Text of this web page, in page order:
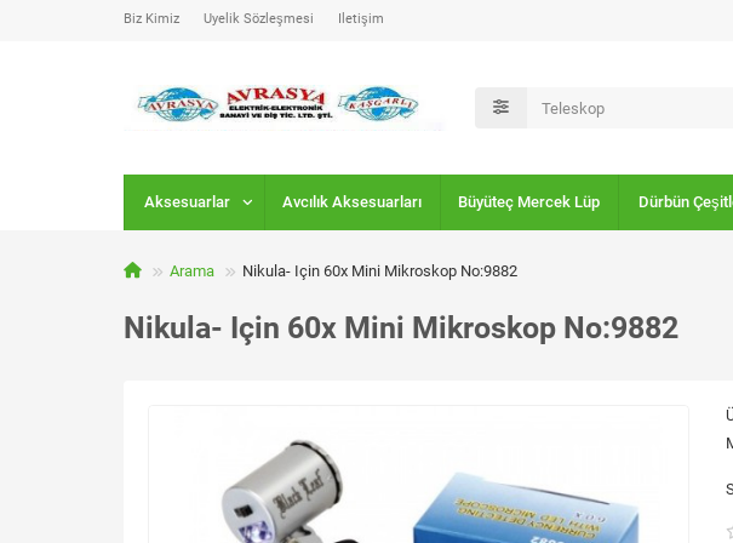
Biz Kimiz Üyelik Sözleşmesi İletişim
Aksesuarlar Avcılık Aksesuarları Büyüteç Mercek Lüp Dürbün
Arama Nikula- Için 60x Mini Mikroskop No:9882
Nikula- Için 60x Mini Mikroskop No:9882